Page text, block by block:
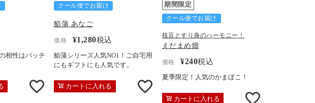
相性はバッチ
クール便でお届け
鮨蒲 あなご
価格 ¥1,280税込
鮨蒲シリーズ人気NO1！ご自宅用
にもギフトにも人気です。
カートに入れる
期間限定
クール便でお届け
枝豆とすり身のハーモニー！
えだまめ畑
価格 ¥240税込
夏季限定！人気のかまぼこ！
カートに入れる